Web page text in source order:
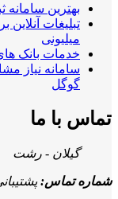
بهترین
تبلیغات
میلیونی
خدمات بانک
سامانه نیاز
گوگل
تماس با ما
گیلان - رشت
شماره تماس:پشتیبانی